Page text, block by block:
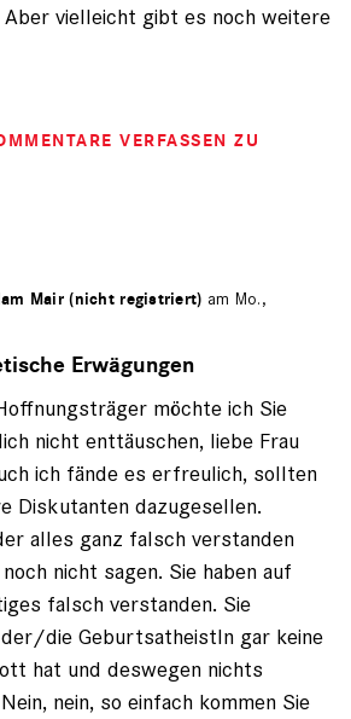
vielleicht gibt es noch weitere
VERFASSEN ZU
Mair (nicht registriert) am Mo.,
Erwägungen
möchte ich Sie
nicht enttäuschen, liebe Frau
ich fände es erfreulich, sollten
Diskutanten dazugesellen.
alles ganz falsch verstanden
nicht sagen. Sie haben auf
falsch verstanden. Sie
die GeburtsatheistIn gar keine
hat und deswegen nichts
nein, so einfach kommen Sie